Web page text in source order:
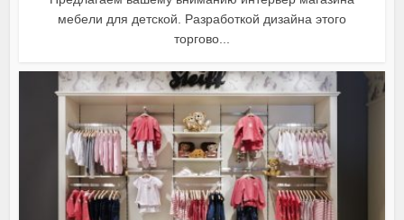
мебели для детской. Разработкой дизайна этого
торгово...